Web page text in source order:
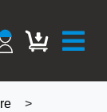
>